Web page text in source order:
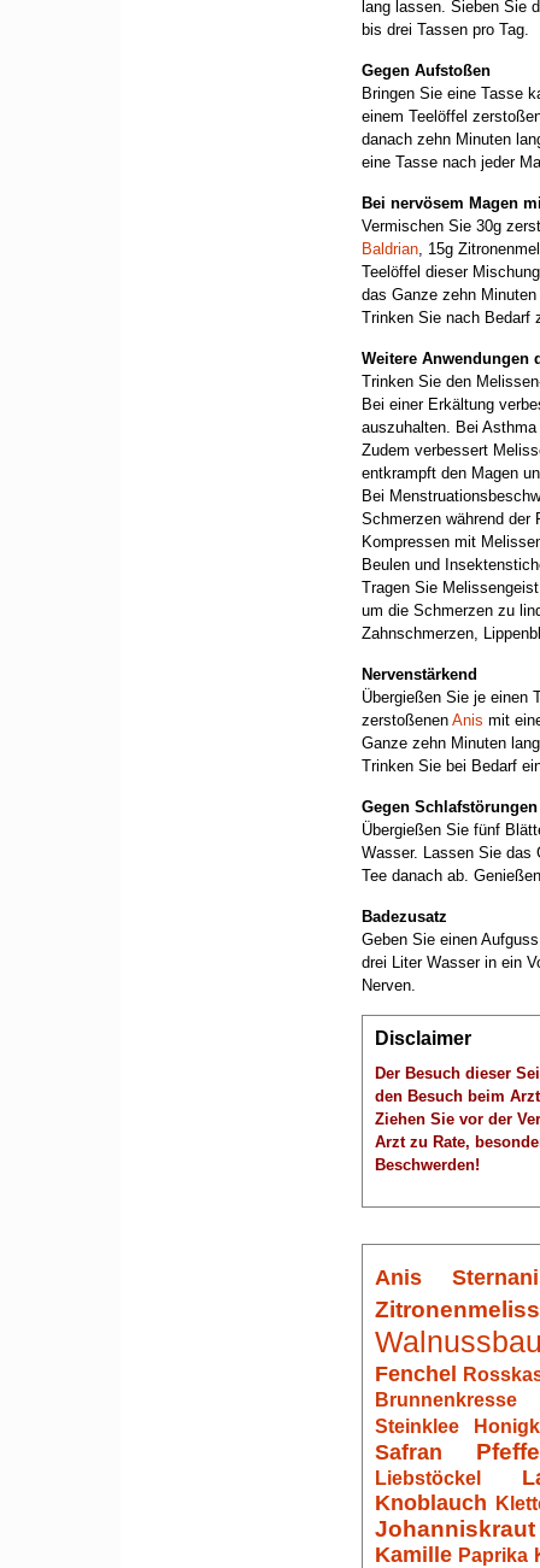
lang lassen. Sieben Sie
bis drei Tassen pro Tag.
Gegen Aufstoßen
Bringen Sie eine Tasse
einem Teelöffel
danach zehn Minuten
eine Tasse nach jeder
Bei nervösem Magen
Vermischen Sie 30g
Baldrian, 15g
Teelöffel dieser
das Ganze zehn
Trinken Sie nach Bedarf
Weitere Anwendungen
Trinken Sie den
Bei einer Erkältung
auszuhalten. Bei
Zudem verbessert
entkrampft den Magen
Bei
Schmerzen während der
Kompressen mit
Beulen und
Tragen Sie
um die Schmerzen zu
Zahnschmerzen,
Nervenstärkend
Übergießen Sie je einen
zerstoßenen Anis mit
Ganze zehn Minuten
Trinken Sie bei Bedarf
Gegen Schlafstörungen
Übergießen Sie fünf
Wasser. Lassen Sie das
Tee danach ab.
Badezusatz
Geben Sie einen
drei Liter Wasser in ein
Nerven.
Disclaimer
Der Besuch dieser
den Besuch beim
Ziehen Sie vor der
Arzt zu Rate,
Beschwerden!
Anis
Fenchel
Brunnenkresse
Steinklee
Safran
Liebstöckel
Knoblauch
Johanniskraut
Kamille Paprika